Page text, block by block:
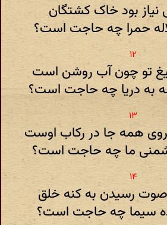
بود خاک کشتگان
حمرا چه حاجت است؟
تو چون آب روشن است
به دریا چه حاجت است؟
همه جا در رکاب اوست
ما چه حاجت است؟
رسیدن به کنه خلق
سیما چه حاجت است؟